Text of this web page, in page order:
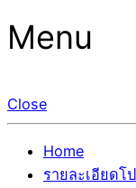
Menu
Close
Home
รายละเอียดโ